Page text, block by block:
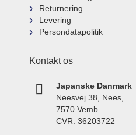
Returnering
Levering
Persondatapolitik
Kontakt os
Japanske Danmark
Neesvej 38, Nees,
7570 Vemb
CVR: 36203722